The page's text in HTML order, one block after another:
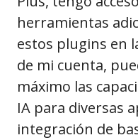
herramientas
estos plugins en
de mi cuenta,
máximo las
IA para diversas
integración de